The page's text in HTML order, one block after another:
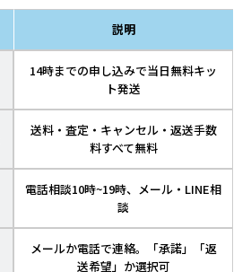
説明
14時までの申し込みで当日無料キッ
ト発送
送料・査定・キャンセル・返送手数
料すべて無料
電話相談10時~19時、メール・LINE相
談
メールか電話で連絡。「承諾」「返
送希望」か選択可